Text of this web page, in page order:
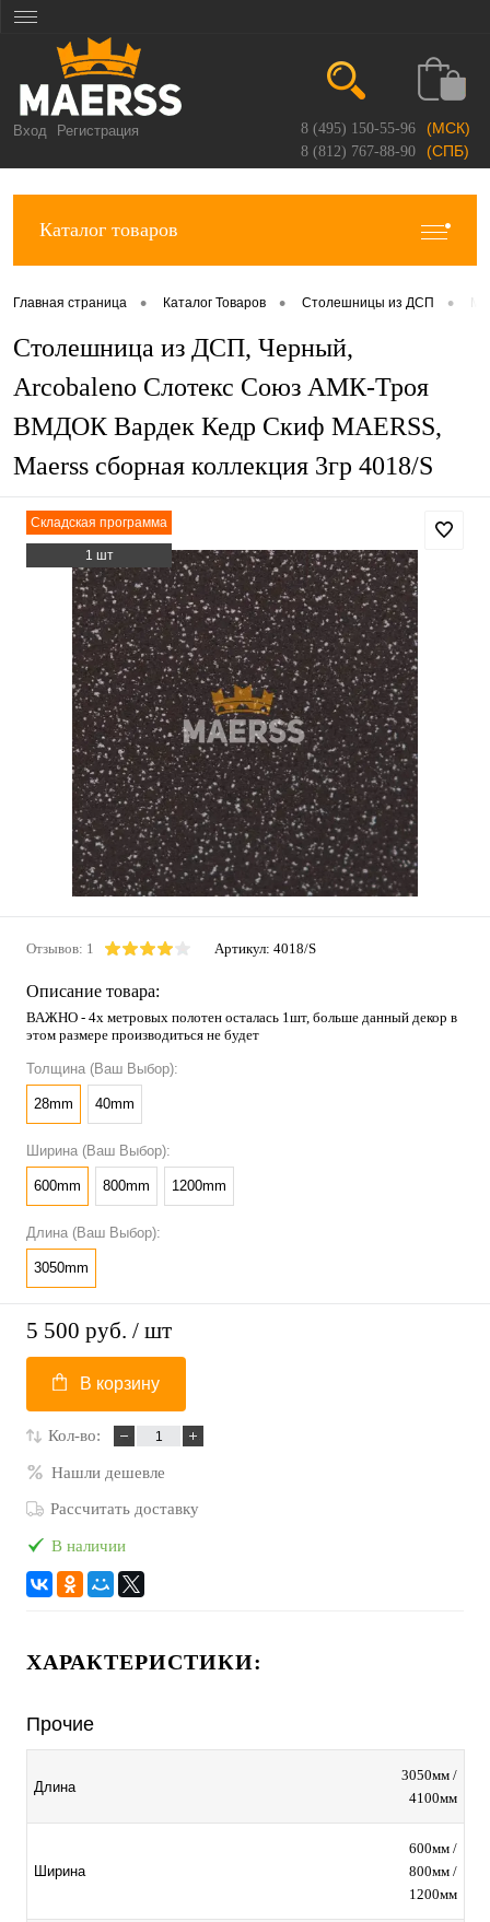
Вход Регистрация 8 (495) 150-55-96 (МСК)
8 (812) 767-88-90 (СПБ)
Каталог товаров
Главная страница • Каталог Товаров • Столешницы из ДСП •
Столешница из ДСП, Черный,
Arcobaleno Слотекс Союз АМК-Троя
ВМДОК Вардек Кедр Скиф MAERSS,
Maerss сборная коллекция 3гр 4018/S
Складская программа
1 шт
Отзывов: 1 Артикул: 4018/S
Описание товара:
ВАЖНО - 4х метровых полотен осталась 1шт, больше данный декор в
этом размере производиться не будет
Толщина (Ваш Выбор):
28mm 40mm
Ширина (Ваш Выбор):
600mm 800mm 1200mm
Длина (Ваш Выбор):
3050mm
5 500 руб. / шт
В корзину
Кол-во:
Нашли дешевле
Рассчитать доставку
В наличии
ХАРАКТЕРИСТИКИ:
Прочие
Длина
3050мм /
4100мм
Ширина
600мм /
800мм /
1200мм